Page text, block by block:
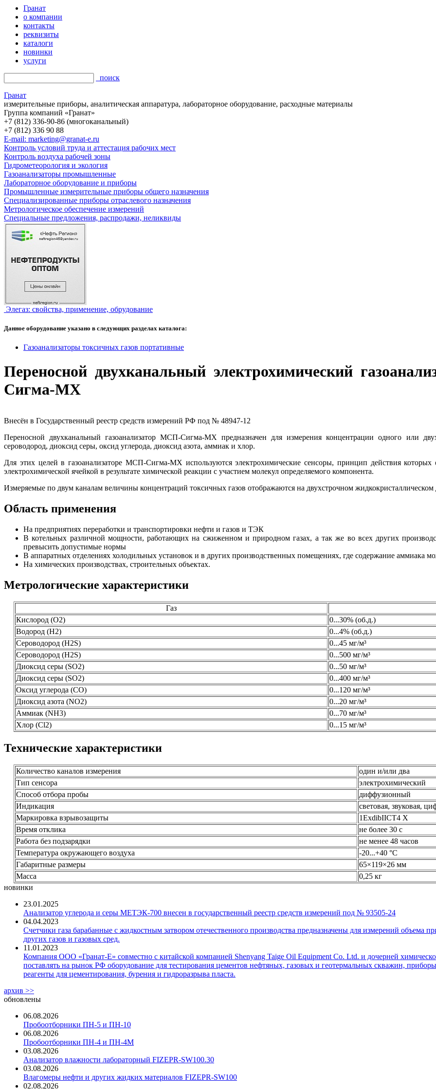
Гранат
о компании
контакты
реквизиты
каталоги
новинки
услуги
поиск
Гранат
измерительные приборы, аналитическая аппаратура, лабораторное оборудование, расходные материалы
Группа компаний «Гранат»
+7 (812) 336-90-86 (многоканальный)
+7 (812) 336 90 88
E-mail: marketing@granat-e.ru
Контроль условий труда и аттестация рабочих мест
Контроль воздуха рабочей зоны
Гидрометеорология и экология
Газоанализаторы промышленные
Лабораторное оборудование и приборы
Промышленные измерительные приборы общего назначения
Специализированные приборы отраслевого назначения
Метрологическое обеспечение измерений
Специальные предложения, распродажи, неликвиды
Элегаз: свойства, применение, обрудование
Данное оборудование указано в следующих разделах каталога:
Газоанализаторы токсичных газов портативные
Переносной двухканальный электрохимический
Сигма-МХ
Внесён в Государственный реестр средств измерений РФ под № 48947-12
Переносной двухканальный газоанализатор МСП-Сигма-МХ предназначен для измерения концентрации одного или
сероводород, диоксид серы, оксид углерода, диоксид азота, аммиак и хлор.
Для этих целей в газоанализаторе МСП-Сигма-МХ используются электрохимические сенсоры, принцип действия которых
электрохимической ячейкой в результате химической реакции с участием молекул определяемого компонента.
Измеряемые по двум каналам величины концентраций токсичных газов отображаются на двухстрочном жидкокристаллическом
Область применения
На предприятиях переработки и транспортировки нефти и газов и ТЭК
В котельных различной мощности, работающих на сжиженном и природном газах, а так же во всех других
превысить допустимые нормы
В аппаратных отделениях холодильных установок и в других производственных помещениях, где содержание аммиака
На химических производствах, строительных объектах.
Метрологические характеристики
Газ
Кислород (О2)
0...30% (об.д.)
Водород (Н2)
0...4% (об.д.)
Сероводород (Н2S)
0...45 мг/м³
Сероводород (Н2S)
0...500 мг/м³
Диоксид серы (SO2)
0...50 мг/м³
Диоксид серы (SO2)
0...400 мг/м³
Оксид углерода (СО)
0...120 мг/м³
Диоксид азота (NO2)
0...20 мг/м³
Аммиак (NH3)
0...70 мг/м³
Хлор (Cl2)
0...15 мг/м³
Технические характеристики
Количество каналов измерения
один и/или два
Тип сенсора
электрохимический
Способ отбора пробы
диффузионный
Индикация
световая, звуковая,
Маркировка взрывозащиты
1ExdibIICT4 Х
Время отклика
не более 30 с
Работа без подзарядки
не менее 48 часов
Температура окружающего воздуха
-20...+40 °С
Габаритные размеры
65×119×26 мм
Масса
0,25 кг
новинки
23.01.2025
Анализатор углерода и серы МЕТЭК-700 внесен в государственный реестр средств измерений под № 93505-24
04.04.2023
Счетчики газа барабанные с жидкостным затвором отечественного производства предназначены для измерений объема
других газов и газовых сред.
11.01.2023
Компания ООО «Гранат-Е» совместно с китайской компанией Shenyang Taige Oil Equipment Co. Ltd. и дочерней
поставлять на рынок РФ оборудование для тестирования цементов нефтяных, газовых и геотермальных скважин,
реагенты для цементирования, бурения и гидроразрыва пласта.
архив >>
обновлены
06.08.2026
Пробоотборники ПН-5 и ПН-10
06.08.2026
Пробоотборники ПН-4 и ПН-4М
03.08.2026
Анализатор влажности лабораторный FIZEPR-SW100.30
03.08.2026
Влагомеры нефти и других жидких материалов FIZEPR-SW100
02.08.2026